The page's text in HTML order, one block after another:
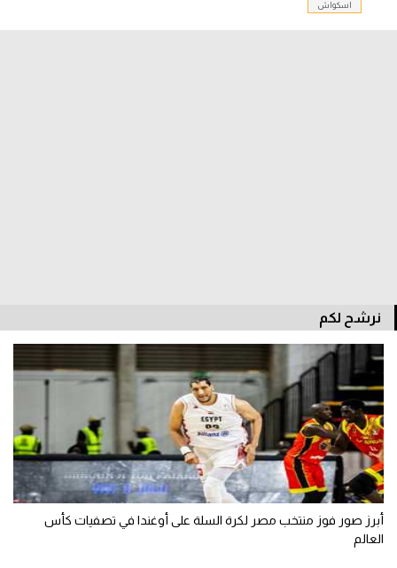
الدوري الإسباني
دوري أبطال أوروبا
القسم الثاني
رياضات أخرى
أمم إفريقيا
كرة السلة الأمريكية
كرة سلة
اسكواش
نرشح لكم
أبرز صور فوز منتخب مصر لكرة السلة على أوغندا في تصفيات كأس
العالم